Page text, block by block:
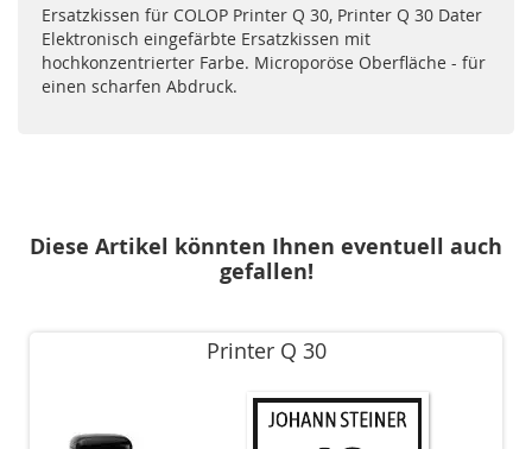
Ersatzkissen für COLOP Printer Q 30, Printer Q 30 Dater
Elektronisch eingefärbte Ersatzkissen mit
hochkonzentrierter Farbe. Microporöse Oberfläche - für
einen scharfen Abdruck.
Diese Artikel könnten Ihnen eventuell auch
gefallen!
Printer Q 30